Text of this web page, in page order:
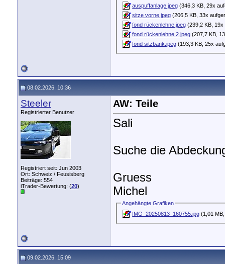
auspuffanlage.jpeg (346,3 KB, 29x
sitze vorne.jpeg (206,5 KB, 33x
fond rückenlehne.jpeg (239,2 KB,
fond rückenlehne 2.jpeg (207,7 KB,
fond sitzbank.jpeg (193,3 KB, 25x
08.02.2026, 10:36
Steeler
Registrierter Benutzer
Registriert seit: Jun 2003
Ort: Schweiz / Feusisberg
Beiträge: 554
iTrader-Bewertung: (20)
AW: Teile
Sali
Suche die
Gruess
Michel
Angehängte Grafiken
IMG_20250813_160755.jpg (1,01
09.02.2026, 15:09